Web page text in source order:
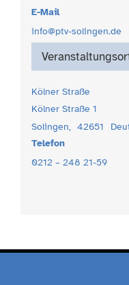
Kölner Straße
Kölner Straße 1
Solingen, 42651
Telefon
0212 – 248 21-59
E-Mail
info@ptv-solingen.de